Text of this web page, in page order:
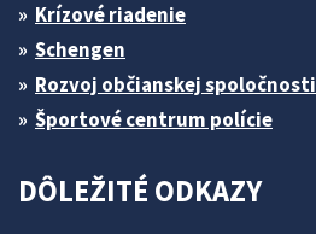
Krízové riadenie
Schengen
Rozvoj občianskej spoločnosti
Športové centrum polície
DÔLEŽITÉ ODKAZY